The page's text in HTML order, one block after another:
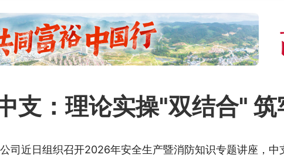
支：理论实操"双结合"
司近日组织召开2026年安全生产暨消防知识专题讲座，中